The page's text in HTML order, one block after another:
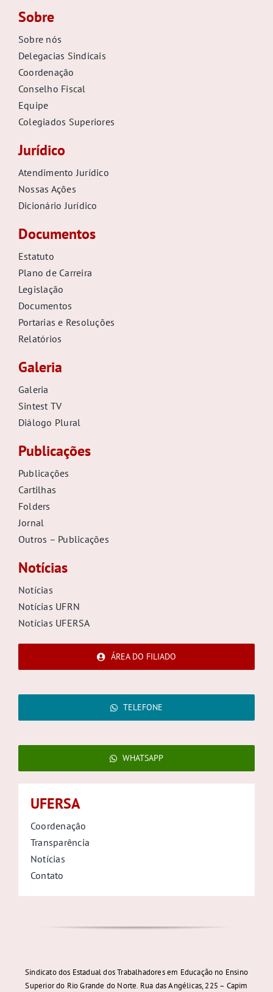
Sobre
Sobre nós
Delegacias Sindicais
Coordenação
Conselho Fiscal
Equipe
Colegiados Superiores
Jurídico
Atendimento Jurídico
Nossas Ações
Dicionário Jurídico
Documentos
Estatuto
Plano de Carreira
Legislação
Documentos
Portarias e Resoluções
Relatórios
Galeria
Galeria
Sintest TV
Diálogo Plural
Publicações
Publicações
Cartilhas
Folders
Jornal
Outros – Publicações
Notícias
Notícias
Notícias UFRN
Notícias UFERSA
ÁREA DO FILIADO
TELEFONE
WHATSAPP
UFERSA
Coordenação
Transparência
Notícias
Contato
Sindicato dos Estadual dos Trabalhadores em Educação no Ensino
Superior do Rio Grande do Norte. Rua das Angélicas, 225 – Capim